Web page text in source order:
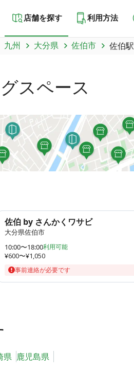
店舗を探す 利用方法
九州 大分県 佐伯市 佐伯駅
スペース
佐伯 by さんかくワサビ
大分県佐伯市
10:00〜18:00利用可能
¥600〜¥1,050
事前連絡が必要です
県 鹿児島県